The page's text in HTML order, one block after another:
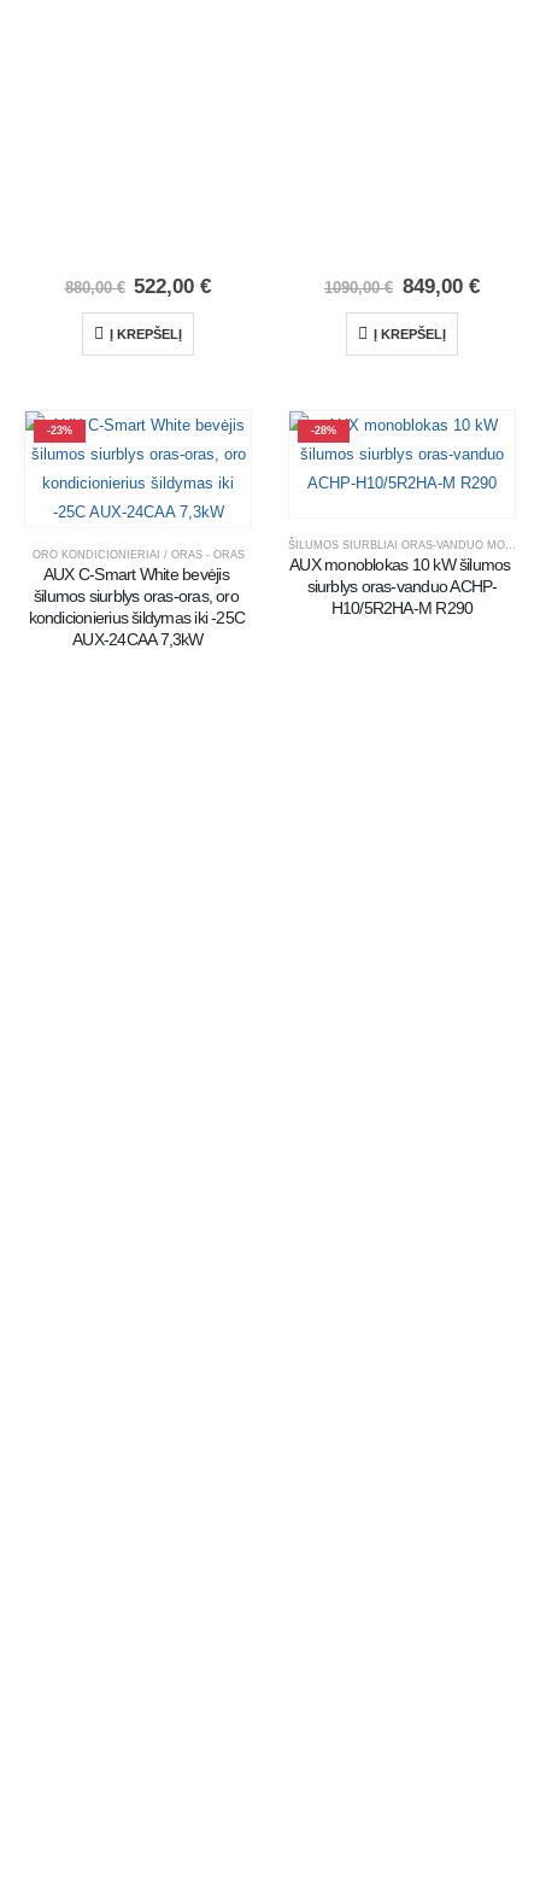
880,00€ 522,00€
Į KREPŠELĮ
1090,00€ 849,00 €
Į KREPŠELĮ
-23%
ORO KONDICIONIERIAI / ORAS - ORAS
AUX C-Smart White bevėjis
šilumos siurblys oras-oras, oro
kondicionierius šildymas iki -25C
AUX-24CAA 7,3kW
-28%
AUX monoblokas 10 kW šilumos
siurblys oras-vanduo ACHP-
H10/5R2HA-M R290